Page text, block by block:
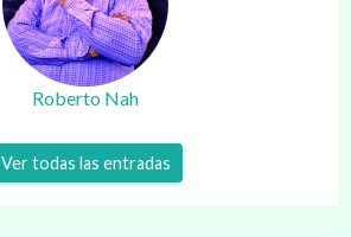
Roberto Nah
Ver todas las entradas